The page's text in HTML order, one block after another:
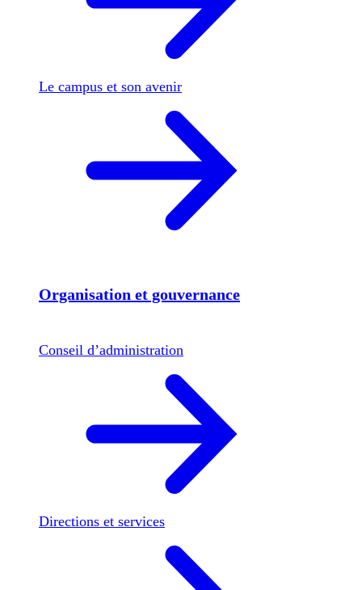
Le campus et son avenir
Organisation et gouvernance
Conseil d’administration
Directions et services